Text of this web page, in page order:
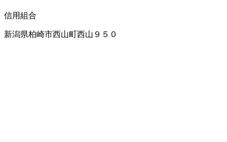
信用組合
新潟県柏崎市西山町西山９５０